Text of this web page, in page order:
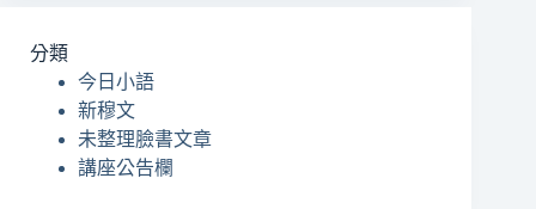
條
分類
今日小語
新穆文
未整理臉書文章
講座公告欄